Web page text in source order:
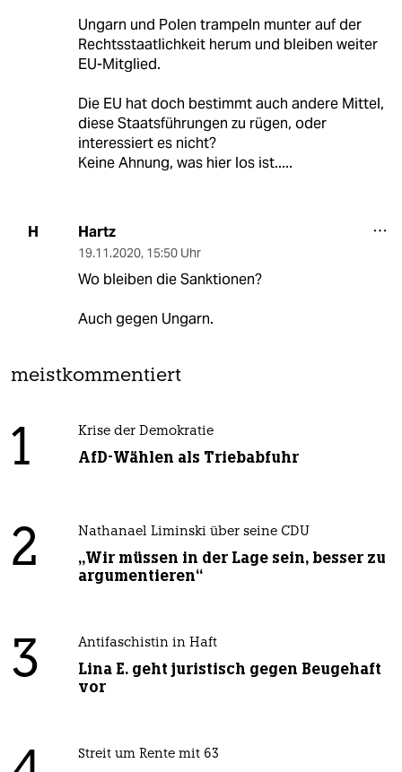
Ungarn und Polen trampeln munter auf der
Rechtsstaatlichkeit herum und bleiben weiter
EU-Mitglied.
Die EU hat doch bestimmt auch andere Mittel,
diese Staatsführungen zu rügen, oder
interessiert es nicht?
Keine Ahnung, was hier los ist.....
H Hartz
19.11.2020, 15:50 Uhr
Wo bleiben die Sanktionen?
Auch gegen Ungarn.
meistkommentiert
1 Krise der Demokratie
AfD-Wählen als Triebabfuhr
2 Nathanael Liminski über seine CDU
„Wir müssen in der Lage sein, besser zu
argumentieren“
3 Antifaschistin in Haft
Lina E. geht juristisch gegen Beugehaft
vor
Streit um Rente mit 63